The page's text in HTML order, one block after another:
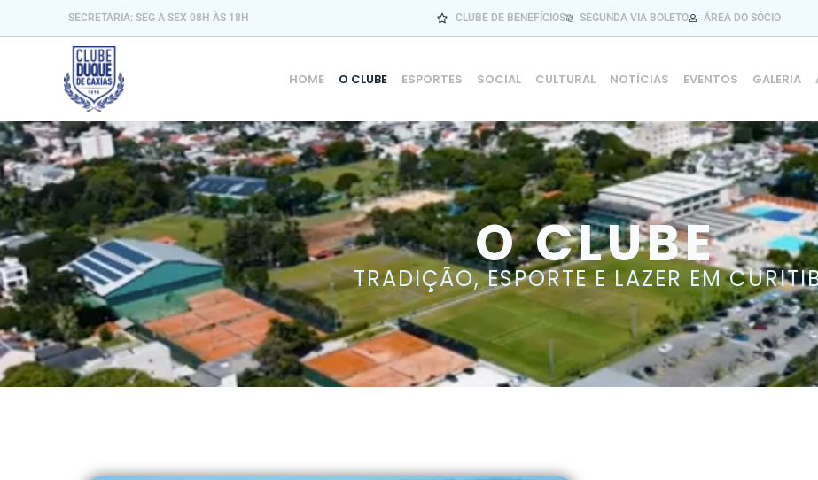
SECRETARIA: SEG A SEX 08H ÀS 18H CLUBE DE BENEFÍCIOS SEGUNDA VIA BOLETO ÁREA DO SÓCIO
HOME O CLUBE ESPORTES SOCIAL CULTURAL NOTÍCIAS EVENTOS GALERIA
O CLUBE
TRADIÇÃO, ESPORTE E LAZER EM